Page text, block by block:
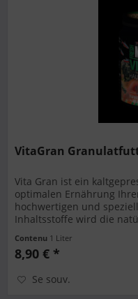
VitaGran
Vita Gran ist ein
optimalen Ernährung
hochwertigen und
Inhaltsstoffe wird die
Contenu 1 Liter
8,90 € *
Se souv.